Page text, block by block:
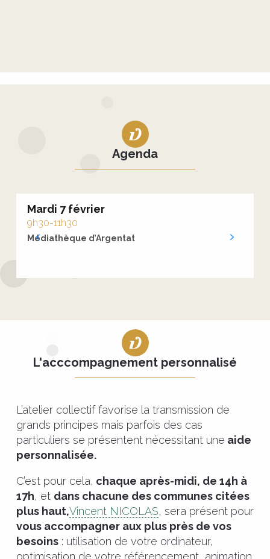
Agenda
Mardi 7 février
9h30-11h30
Médiathèque d’Argentat
L'acccompagnement personnalisé
L’atelier collectif favorise la transmission de
grands principes mais parfois des cas
particuliers se présentent nécessitant une aide
personnalisée.
C’est pour cela, chaque après-midi, de 14h à
17h, et dans chacune des communes citées
plus haut,Vincent NICOLAS, sera présent pour
vous accompagner aux plus près de vos
besoins : utilisation de votre ordinateur,
optimisation de votre référencement, animation